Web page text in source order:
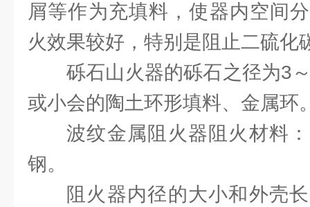
屑等作为充填料，使器内空间
火效果较好，特别是阻止二硫化
砾石山火器的砾石之径为3
或小会的陶土环形填料、金属环
波纹金属阻火器阻火材料
钢。
阻火器内径的大小和外壳